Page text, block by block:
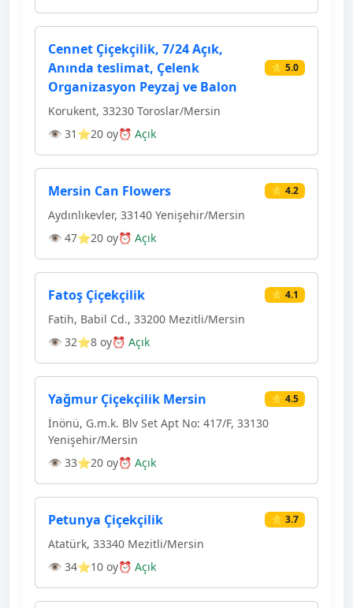
Cennet Çiçekçilik, 7/24 Açık,
Anında teslimat, Çelenk
Organizasyon Peyzaj ve Balon
⭐ 5.0
Korukent, 33230 Toroslar/Mersin
👁 31 ⭐20 oy⏰ Açık
Mersin Can Flowers ⭐ 4.2
Aydınlıkevler, 33140 Yenişehir/Mersin
👁 47⭐20 oy⏰ Açık
Fatoş Çiçekçilik ⭐ 4.1
Fatih, Babil Cd., 33200 Mezitli/Mersin
👁 32⭐8 oy⏰ Açık
Yağmur Çiçekçilik Mersin ⭐ 4.5
İnönü, G.m.k. Blv Set Apt No: 417/F, 33130
Yenişehir/Mersin
👁 33⭐20 oy⏰ Açık
Petunya Çiçekçilik ⭐ 3.7
Atatürk, 33340 Mezitli/Mersin
👁 34⭐10 oy⏰ Açık